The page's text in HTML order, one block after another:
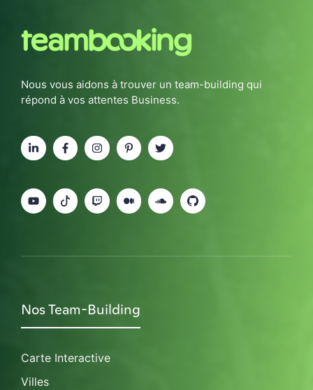
Nous vous aidons à trouver un team-building qui
répond à vos attentes Business.
Nos Team-Building
Carte Interactive
Villes